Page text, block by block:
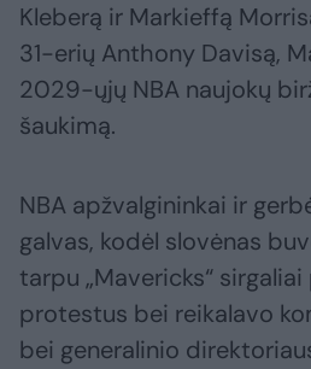
Kleberą ir Markieffą
31-erių Anthony Davisą,
2029-ųjų NBA naujokų
šaukimą.
NBA apžvalgininkai ir
galvas, kodėl slovėnas
tarpu „Mavericks“
protestus bei reikalavo
bei generalinio